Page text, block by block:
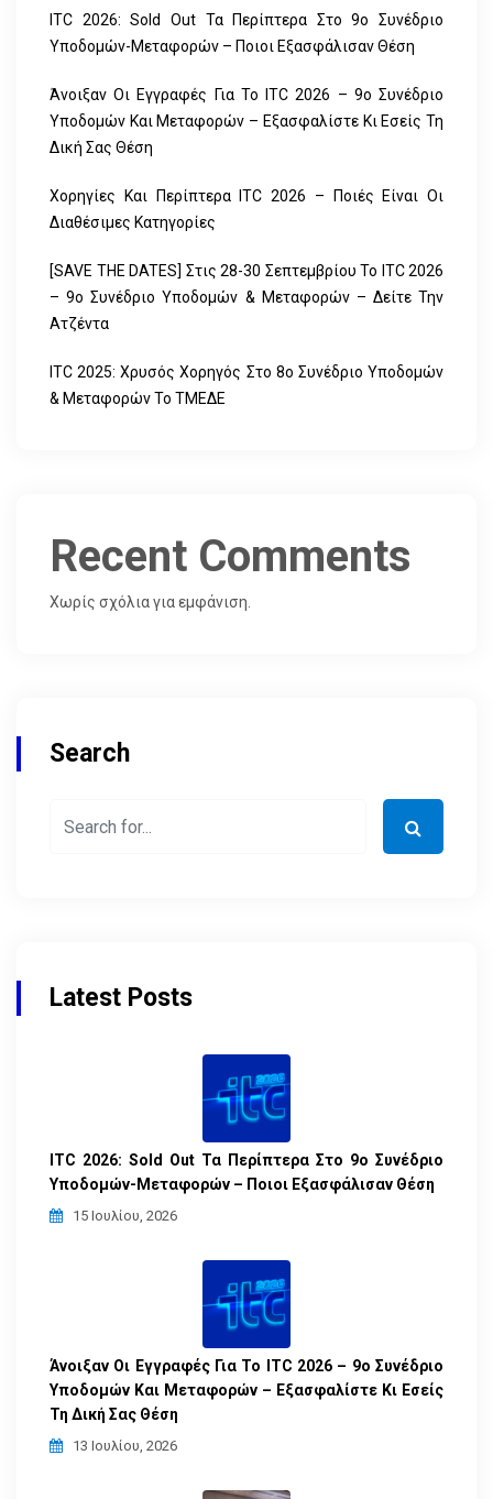
ITC 2026: Sold Out Τα Περίπτερα Στο 9ο Συνέδριο
Υποδομών-Μεταφορών – Ποιοι Εξασφάλισαν Θέση
Άνοιξαν Οι Εγγραφές Για Το ITC 2026 – 9ο Συνέδριο
Υποδομών Και Μεταφορών – Εξασφαλίστε Κι Εσείς Τη
Δική Σας Θέση
Χορηγίες Και Περίπτερα ITC 2026 – Ποιές Είναι Οι
Διαθέσιμες Κατηγορίες
[SAVE THE DATES] Στις 28-30 Σεπτεμβρίου Το ITC 2026
– 9ο Συνέδριο Υποδομών & Μεταφορών – Δείτε Την
Ατζέντα
ITC 2025: Χρυσός Χορηγός Στο 8ο Συνέδριο Υποδομών
& Μεταφορών Το ΤΜΕΔΕ
Recent Comments
Χωρίς σχόλια για εμφάνιση.
Search
Latest Posts
ITC 2026: Sold Out Τα Περίπτερα Στο 9ο Συνέδριο
Υποδομών-Μεταφορών – Ποιοι Εξασφάλισαν Θέση
15 Ιουλίου, 2026
Άνοιξαν Οι Εγγραφές Για Το ITC 2026 – 9ο Συνέδριο
Υποδομών Και Μεταφορών – Εξασφαλίστε Κι Εσείς
Τη Δική Σας Θέση
13 Ιουλίου, 2026